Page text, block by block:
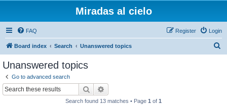
Miradas al cielo
FAQ Login
Register
Board index Search Unanswered topics
Unanswered topics
Go to advanced search
Search
Search found 13 matches • Page 1 of 1